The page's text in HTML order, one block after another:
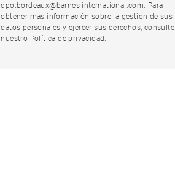
dpo.bordeaux@barnes-international.com. Para
obtener más información sobre la gestión de sus
datos personales y ejercer sus derechos, consulte
nuestro Política de privacidad.